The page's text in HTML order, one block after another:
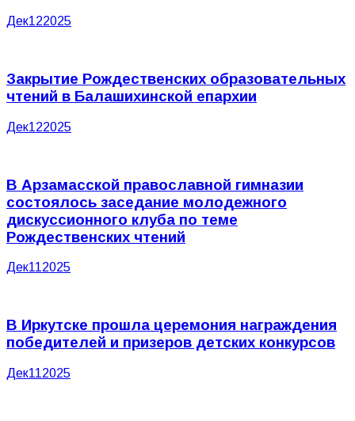
Дек122025
Закрытие Рождественских образовательных
чтений в Балашихинской епархии
Дек122025
В Арзамасской православной гимназии
состоялось заседание молодежного
дискуссионного клуба по теме
Рождественских чтений
Дек112025
В Иркутске прошла церемония награждения
победителей и призеров детских конкурсов
Дек112025